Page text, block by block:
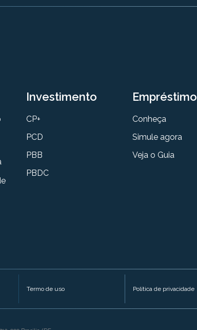
Investimento
CP+
PCD
PBB
PBDC
Empréstimo
Conheça
Simule agora
Veja o Guia
Termo de uso Política de privacidade